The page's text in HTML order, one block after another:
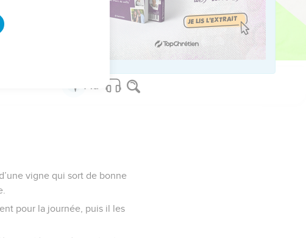
vigne qui sort de bonne
pour la journée, puis il les